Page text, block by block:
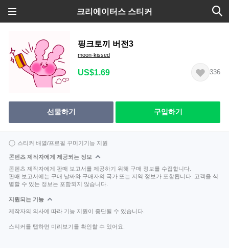
크리에이터스 스티커
핑크토끼 버전3
moon-kissed
US$1.69 336
선물하기 구입하기
스티커 배열/프로필 꾸미기기능 지원
콘텐츠 제작자에게 제공되는 정보
콘텐츠 제작자에게 판매 보고서를 제공하기 위해 구매 정보를 수집합니다.
판매 보고서에는 구매 날짜와 구매자의 국가 또는 지역 정보가 포함됩니다. 고객을 식
별할 수 있는 정보는 포함되지 않습니다.
지원되는 기능
제작자의 의사에 따라 기능 지원이 중단될 수 있습니다.
스티커를 탭하면 미리보기를 확인할 수 있어요.